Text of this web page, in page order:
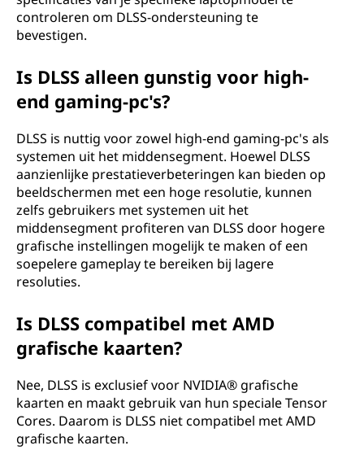
controleren om DLSS-ondersteuning te
bevestigen.
Is DLSS alleen gunstig voor high-
end gaming-pc's?
DLSS is nuttig voor zowel high-end gaming-pc's als
systemen uit het middensegment. Hoewel DLSS
aanzienlijke prestatieverbeteringen kan bieden op
beeldschermen met een hoge resolutie, kunnen
zelfs gebruikers met systemen uit het
middensegment profiteren van DLSS door hogere
grafische instellingen mogelijk te maken of een
soepelere gameplay te bereiken bij lagere
resoluties.
Is DLSS compatibel met AMD
grafische kaarten?
Nee, DLSS is exclusief voor NVIDIA® grafische
kaarten en maakt gebruik van hun speciale Tensor
Cores. Daarom is DLSS niet compatibel met AMD
grafische kaarten.